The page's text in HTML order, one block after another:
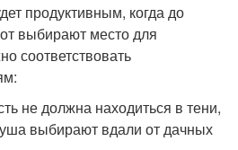
продуктивным, когда до
выбирают место для
соответствовать
не должна находиться в тени,
выбирают вдали от дачных